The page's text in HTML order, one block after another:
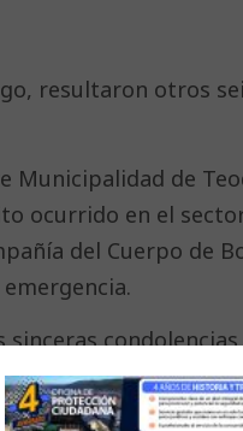
resultaron otros
Municipalidad de
ocurrido en el sector
del Cuerpo de
sinceras
y a toda la